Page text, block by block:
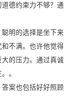
德约束力不够？通
聪明的选择是坐下来
不满。也许他觉得
的压力。通过真诚
。
答案也包括好好照顾